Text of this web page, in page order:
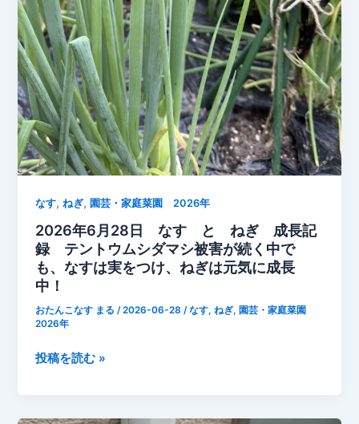
実
を
付
け
る
我
が
家
の
す
【6
月
末
の
庭
園】
なす,ねぎ,園芸・家庭菜園 2026年
2026年6月28日 なす と ねぎ 成長記
録 テントウムシダマシ被害が続く中で
も、なすは実をつけ、ねぎは元気に成長
中！
おたんこなす まる/2026-06-28/なす,ねぎ, 園芸・家庭菜園
2026年
2026
月
投稿を読む »